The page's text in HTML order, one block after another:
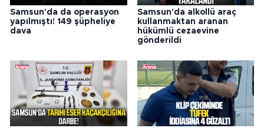
Samsun'da da operasyon
yapılmıştı! 149 şüpheliye
dava
Samsun'da alkollü araç
kullanmaktan aranan
hükümlü cezaevine
gönderildi